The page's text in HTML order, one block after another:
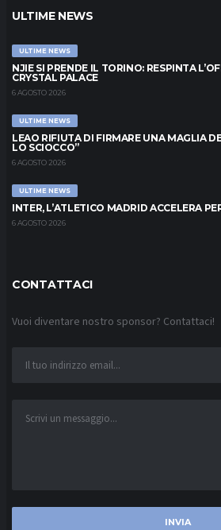
ULTIME NEWS
ULTIME NEWS
NJIE SI PRENDE IL TORINO: RESPINTA
CRYSTAL PALACE
6 AGOSTO 2026
ULTIME NEWS
LEAO RIFIUTA DI FIRMARE UNA MAGLIA
LO SCIOCCO”
6 AGOSTO 2026
ULTIME NEWS
INTER, L’ATLETICO MADRID ACCELERA
6 AGOSTO 2026
CONTATTACI
Vuoi diventare nostro sponsor? Contattaci!